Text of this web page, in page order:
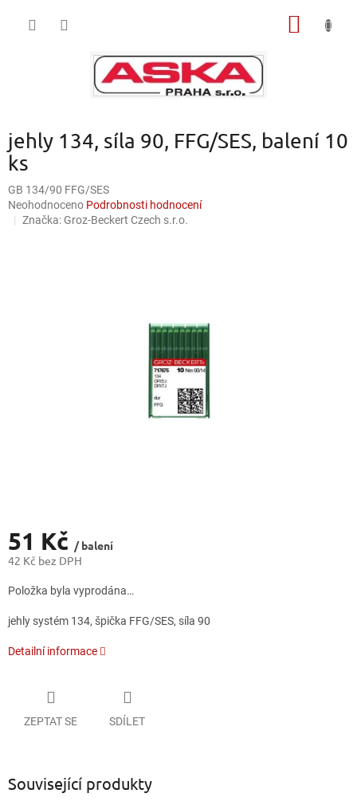
jehly 134, síla 90, FFG/SES, balení 10
ks
GB 134/90 FFG/SES
Průměrné
hodnocení
Neohodnoceno Podrobnosti hodnocení
Značka: Groz-Beckert Czech s.r.o.
51 Kč / balení
42 Kč bez DPH
Měrná
cena:
Položka byla vyprodána…
jehly systém 134, špička FFG/SES, síla 90
Detailní informace
ZEPTAT SE SDÍLET
Související produkty